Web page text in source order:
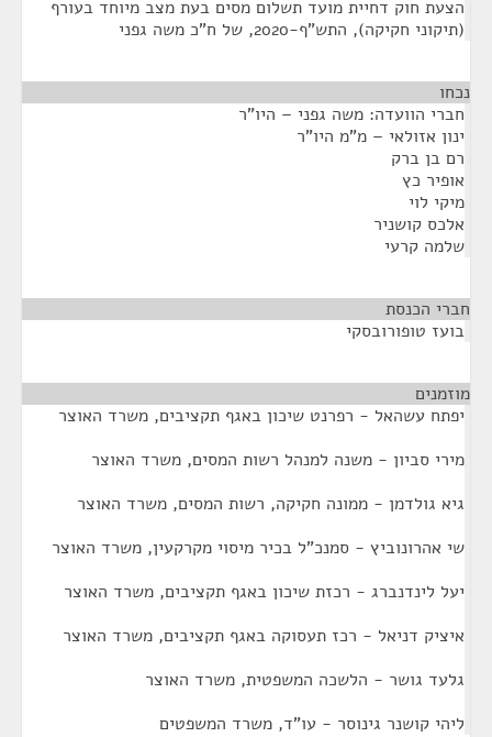
הצעת חוק דחיית מועד תשלום מסים בעת מצב מיוחד בעורף
(תיקוני חקיקה), התש"ף-2020, של ח"כ משה גפני
נכחו
חברי הוועדה: משה גפני – היו"ר
ינון אזולאי – מ"מ היו"ר
רם בן ברק
אופיר כץ
מיקי לוי
אלכס קושניר
שלמה קרעי
חברי הכנסת
בועז טופורובסקי
מוזמנים
יפתח עשהאל - רפרנט שיכון באגף תקציבים, משרד האוצר
מירי סביון - משנה למנהל רשות המסים, משרד האוצר
גיא גולדמן - ממונה חקיקה, רשות המסים, משרד האוצר
שי אהרונוביץ - סמנכ"ל בכיר מיסוי מקרקעין, משרד האוצר
יעל לינדנברג - רכזת שיכון באגף תקציבים, משרד האוצר
איציק דניאל - רכז תעסוקה באגף תקציבים, משרד האוצר
גלעד גושר - הלשכה המשפטית, משרד האוצר
ליהי קושנר גינוסר - עו"ד, משרד המשפטים